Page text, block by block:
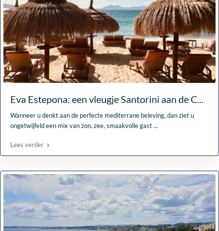
Eva Estepona: een vleugje Santorini aan de C...
Wanneer u denkt aan de perfecte mediterrane beleving, dan ziet u
ongetwijfeld een mix van zon, zee, smaakvolle gast...
Lees verder